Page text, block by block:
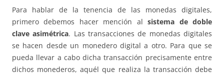
Para hablar de la tenencia de las monedas digitales,
primero debemos hacer mención alsistema de doble
clave asimétrica. Las transacciones de monedas digitales
se hacen desde un monedero digital a otro. Para que se
pueda llevar a cabo dicha transacción precisamente entre
dichos monederos, aquél que realiza la transacción debe